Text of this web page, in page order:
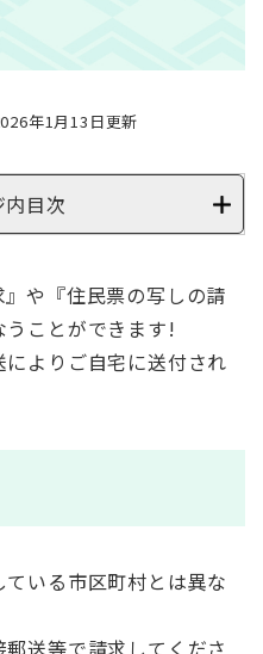
年1月13日更新
目次
や『住民票の写しの請
ことができます!
によりご自宅に送付され
いる市区町村とは異な
送等で請求してくださ